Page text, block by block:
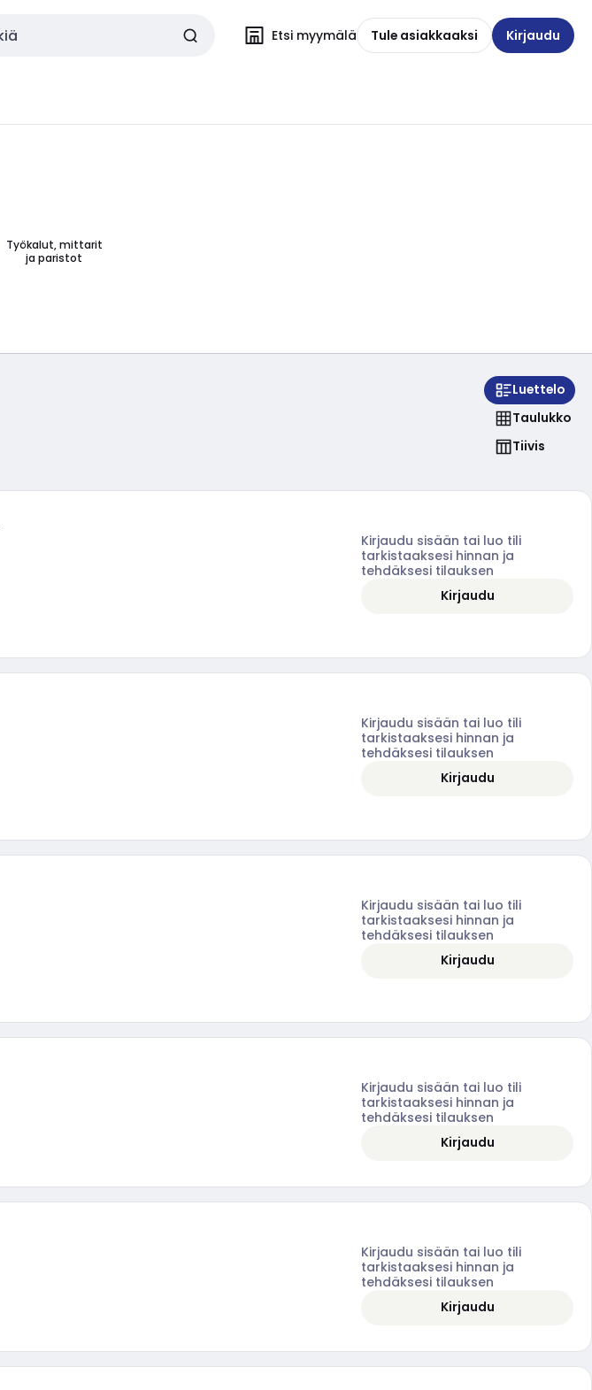
Etsi myymälä Tule asiakkaaksi Kirjaudu
Työkalut, mittarit
ja paristot
Luettelo
Taulukko
Tiivis
Kirjaudu sisään tai luo tili
tarkistaaksesi hinnan ja
tehdäksesi tilauksen
Kirjaudu
Kirjaudu sisään tai luo tili
tarkistaaksesi hinnan ja
tehdäksesi tilauksen
Kirjaudu
Kirjaudu sisään tai luo tili
tarkistaaksesi hinnan ja
tehdäksesi tilauksen
Kirjaudu
Kirjaudu sisään tai luo tili
tarkistaaksesi hinnan ja
tehdäksesi tilauksen
Kirjaudu
Kirjaudu sisään tai luo tili
tarkistaaksesi hinnan ja
tehdäksesi tilauksen
Kirjaudu